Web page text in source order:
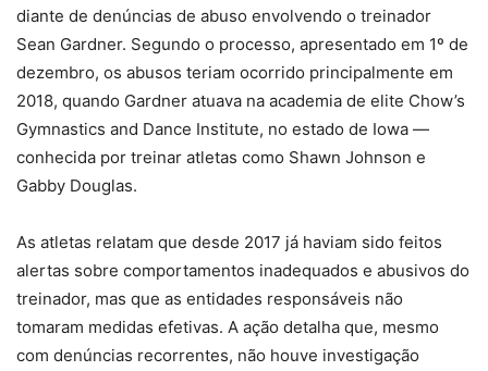
diante de denúncias de abuso envolvendo o treinador
Sean Gardner. Segundo o processo, apresentado em 1º de
dezembro, os abusos teriam ocorrido principalmente em
2018, quando Gardner atuava na academia de elite Chow’s
Gymnastics and Dance Institute, no estado de Iowa —
conhecida por treinar atletas como Shawn Johnson e
Gabby Douglas.
As atletas relatam que desde 2017 já haviam sido feitos
alertas sobre comportamentos inadequados e abusivos do
treinador, mas que as entidades responsáveis não
tomaram medidas efetivas. A ação detalha que, mesmo
com denúncias recorrentes, não houve investigação